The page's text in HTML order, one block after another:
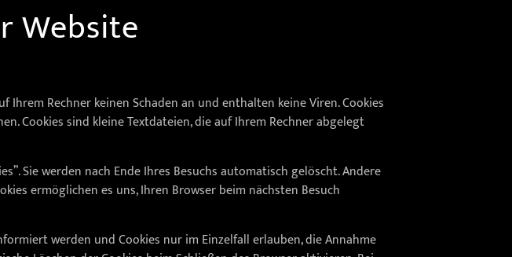
Website
Rechner keinen Schaden an und enthalten keine Viren. Cookies
Cookies sind kleine Textdateien, die auf Ihrem Rechner abgelegt
Sie werden nach Ende Ihres Besuchs automatisch gelöscht. Andere
ermöglichen es uns, Ihren Browser beim nächsten Besuch
werden und Cookies nur im Einzelfall erlauben, die Annahme